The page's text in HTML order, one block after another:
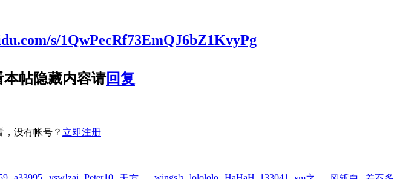
s/1QwPecRf73EmQJ6bZ1KvyPg
帖隐藏内容请回复
，没有帐号？ 立即注册